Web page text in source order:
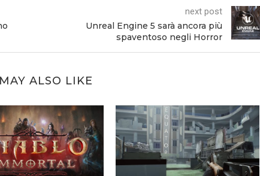
next post
Unreal Engine 5 sarà ancora più
spaventoso negli Horror
ALSO LIKE